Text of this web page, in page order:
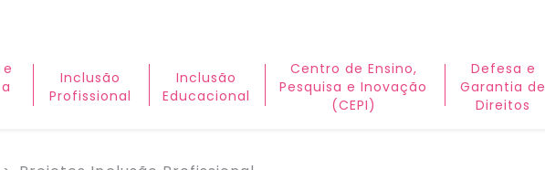
Inclusão
Profissional
Inclusão
Educacional
Centro de Ensino,
Pesquisa e Inovação
(CEPI)​
Defesa e
Garantia de
Direitos​